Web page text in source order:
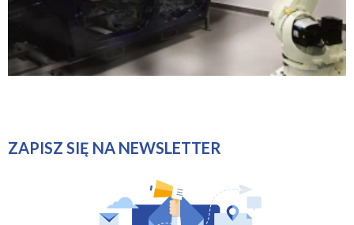
ZAPISZ SIĘ NA NEWSLETTER